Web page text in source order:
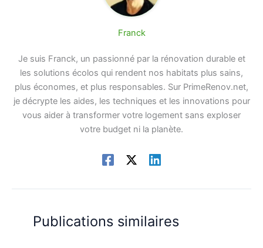
Franck
Je suis Franck, un passionné par la rénovation durable et
les solutions écolos qui rendent nos habitats plus sains,
plus économes, et plus responsables. Sur PrimeRenov.net,
je décrypte les aides, les techniques et les innovations pour
vous aider à transformer votre logement sans exploser
votre budget ni la planète.
Publications similaires